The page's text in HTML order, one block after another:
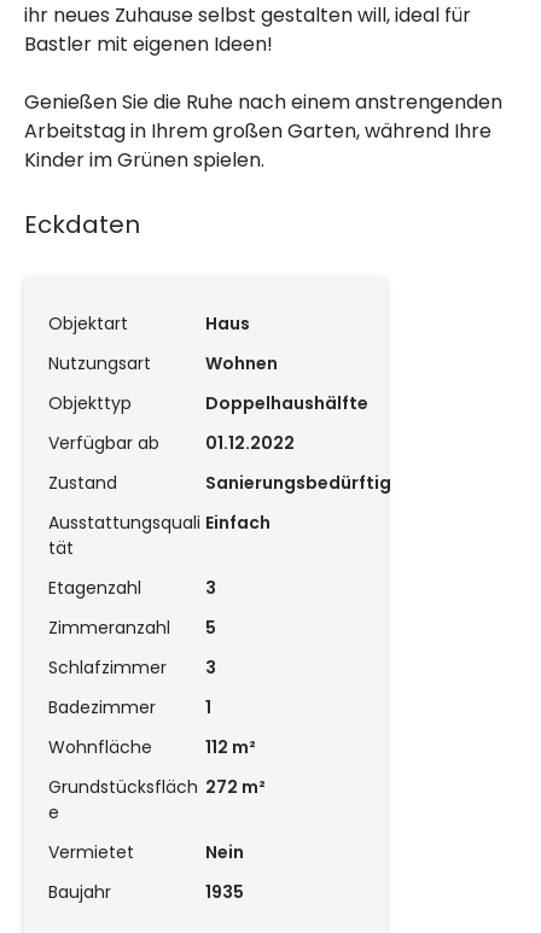
ihr neues Zuhause selbst gestalten will, ideal für
Bastler mit eigenen Ideen!
Genießen Sie die Ruhe nach einem anstrengenden
Arbeitstag in Ihrem großen Garten, während Ihre
Kinder im Grünen spielen.
Eckdaten
Objektart
Haus
Nutzungsart
Wohnen
Objekttyp
Doppelhaushälfte
Verfügbar ab
01.12.2022
Zustand
Sanierungsbedürftig
Ausstattungsquali
tät
Einfach
Etagenzahl
3
Zimmeranzahl
5
Schlafzimmer
3
Badezimmer
1
Wohnfläche
112 m²
Grundstücksfläch
e
272 m²
Vermietet
Nein
Baujahr
1935